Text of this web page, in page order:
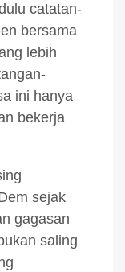
catatan-
bersama
lebih
ini hanya
bekerja
sejak
gagasan
saling